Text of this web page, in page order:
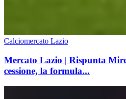
Calciomercato Lazio
Mercato Lazio | Rispunta
cessione, la formula...